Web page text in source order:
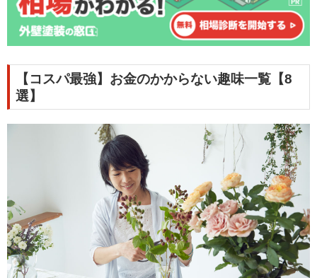
【コスパ最強】お金のかからない趣味一覧【8
選】